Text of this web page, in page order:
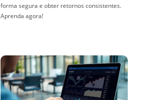
forma segura e obter retornos consistentes.
Aprenda agora!